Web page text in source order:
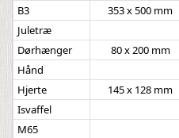
B3
353 x 500 mm
Juletræ
Dørhænger
80 x 200 mm
Hånd
Hjerte
145 x 128 mm
Isvaffel
M65